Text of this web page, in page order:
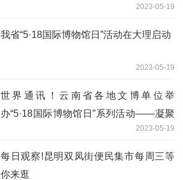
2023-05-19
我省“5·18国际博物馆日”活动在大理启动
2023-05-19
世界通讯！云南省各地文博单位举
办“5·18国际博物馆日”系列活动——凝聚
2023-05-19
每日观察!昆明双凤街便民集市每周三等
你来逛